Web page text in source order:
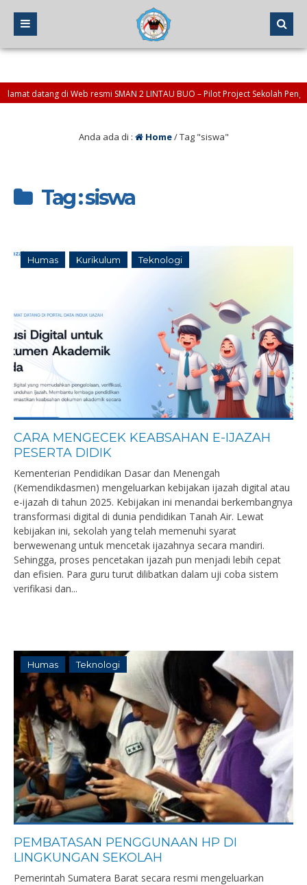
di Web resmi SMAN 2 LINTAU BUO – Pilot Project Sekolah Penggerak
Anda ada di : Home/Tag "siswa"
Tag : siswa
Humas Kurikulum Teknologi
CARA MENGECEK KEABSAHAN E-IJAZAH
PESERTA DIDIK
Kementerian Pendidikan Dasar dan Menengah
(Kemendikdasmen) mengeluarkan kebijakan ijazah digital atau
e-ijazah di tahun 2025. Kebijakan ini menandai berkembangnya
transformasi digital di dunia pendidikan Tanah Air. Lewat
kebijakan ini, sekolah yang telah memenuhi syarat
berwewenang untuk mencetak ijazahnya secara mandiri.
Sehingga, proses pencetakan ijazah pun menjadi lebih cepat
dan efisien. Para guru turut dilibatkan dalam uji coba sistem
verifikasi dan...
Humas Teknologi
PEMBATASAN PENGGUNAAN HP DI
LINGKUNGAN SEKOLAH
Pemerintah Sumatera Barat secara resmi mengeluarkan